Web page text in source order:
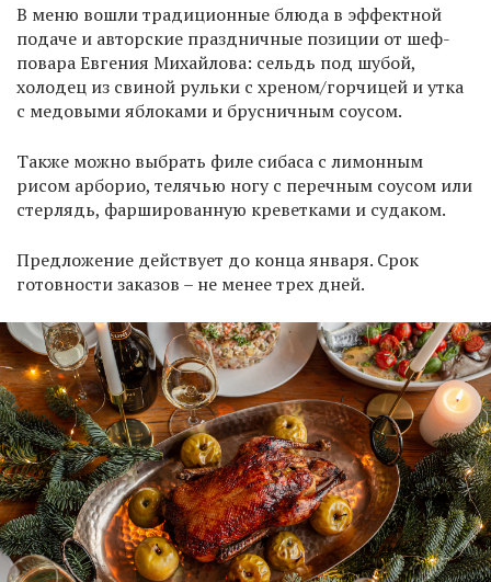
В меню вошли традиционные блюда в эффектной
подаче и авторские праздничные позиции от шеф-
повара Евгения Михайлова: сельдь под шубой,
холодец из свиной рульки с хреном/горчицей и утка
с медовыми яблоками и брусничным соусом.
Также можно выбрать филе сибаса с лимонным
рисом арборио, телячью ногу с перечным соусом или
стерлядь, фаршированную креветками и судаком.
Предложение действует до конца января. Срок
готовности заказов – не менее трех дней.